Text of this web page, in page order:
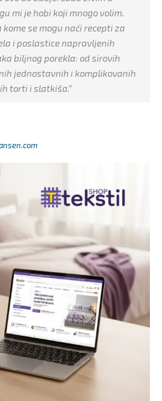
mi je hobi koji mnogo volim.
kome se mogu naći recepti za
i poslastice napravljenih
biljnog porekla: od sirovih
jednostavnih i komplikovanih
torti i slatkiša.”